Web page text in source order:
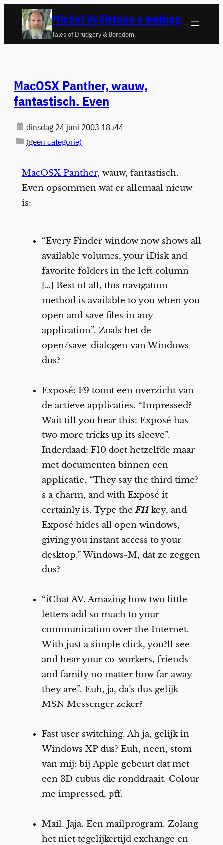
naar
Michel Vuijlsteke's weblog
Tales of Drudgery & Boredom.
MacOSX Panther, wauw,
fantastisch. Even
dinsdag 24 juni 2003 18u44
(geen categorie)
MacOSX Panther, wauw, fantastisch.
Even opsommen wat er allemaal nieuw
is:
“Every Finder window now shows all
available volumes, your iDisk and
favorite folders in the left column
[…] Best of all, this navigation
method is available to you when you
open and save files in any
application”. Zoals het de
open/save-dialogen van Windows
dus?
Exposé: F9 toont een overzicht van
de actieve applicaties. “Impressed?
Wait till you hear this: Exposé has
two more tricks up its sleeve”.
Inderdaad: F10 doet hetzelfde maar
met documenten binnen een
applicatie. “They say the third time?
s a charm, and with Exposé it
certainly is. Type theF11key, and
Exposé hides all open windows,
giving you instant access to your
desktop.” Windows-M, dat ze zeggen
dus?
“iChat AV. Amazing how two little
letters add so much to your
communication over the Internet.
With just a simple click, you?ll see
and hear your co-workers, friends
and family no matter how far away
they are”. Euh, ja, da’s dus gelijk
MSN Messenger zeker?
Fast user switching. Ah ja, gelijk in
Windows XP dus? Euh, neen, stom
van mij: bij Apple gebeurt dat met
een 3D cubus die ronddraait. Colour
me impressed, pff.
Mail. Jaja. Een mailprogram. Zolang
het niet tegelijkertijd exchange en